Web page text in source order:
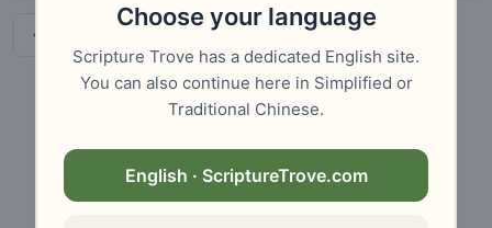
Choose your language
Scripture Trove has a dedicated English site.
You can also continue here in Simplified or
Traditional Chinese.
English · ScriptureTrove.com